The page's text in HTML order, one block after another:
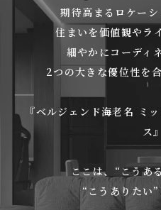
期待高まるロケーシ
住まいを価値観やラ
細やかにコーディ
2つの大きな優位性を
『ベルジェンド海老名 ミ
ス
ここは、“こうあ
“こうありたい”